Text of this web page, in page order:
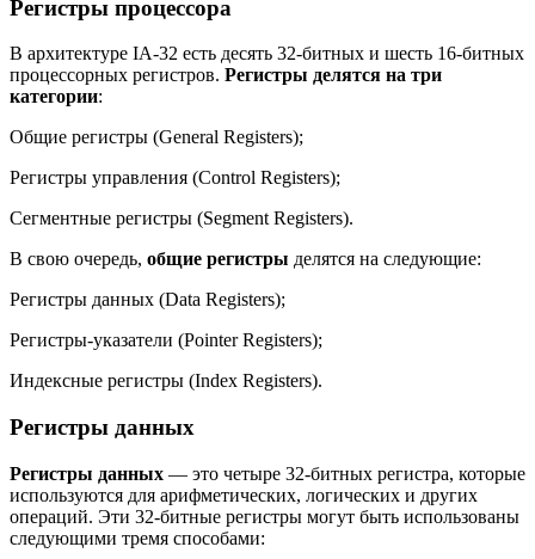
Регистры процессора
В архитектуре IA-32 есть десять 32-битных и шесть 16-битных
процессорных регистров. Регистры делятся на три
категории:
Общие регистры (General Registers);
Регистры управления (Control Registers);
Сегментные регистры (Segment Registers).
В свою очередь, общие регистры делятся на следующие:
Регистры данных (Data Registers);
Регистры-указатели (Pointer Registers);
Индексные регистры (Index Registers).
Регистры данных
Регистры данных — это четыре 32-битных регистра, которые
используются для арифметических, логических и других
операций. Эти 32-битные регистры могут быть использованы
следующими тремя способами: